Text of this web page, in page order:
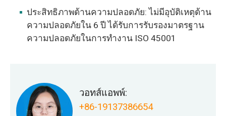
ประสิทธิภาพด้านความปลอดภัย: ไม่มีอุบัติเหตุด้าน
ความปลอดภัยใน 6 ปี ได้รับการรับรองมาตรฐาน
ความปลอดภัยในการทำงาน ISO 45001
วอทส์แอพพ์:
+86-19137386654